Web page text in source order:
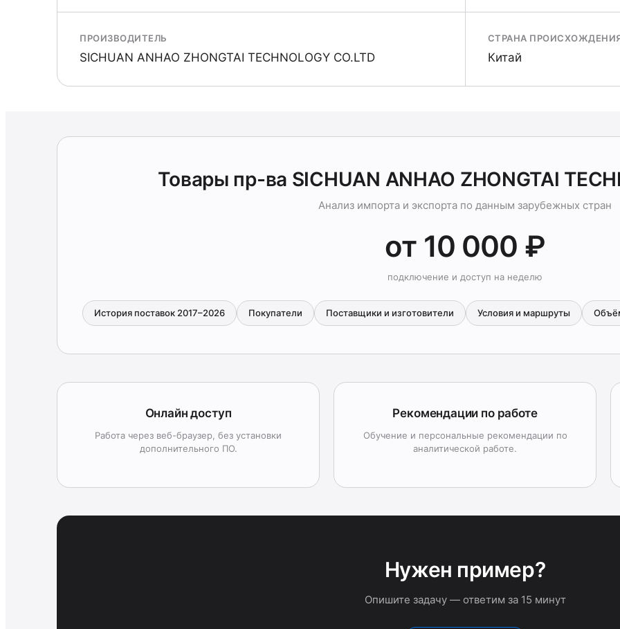
ПРОИЗВОДИТЕЛЬ
SICHUAN ANHAO ZHONGTAI TECHNOLOGY CO.LTD
СТРАНА
Китай
Товары пр-ва SICHUAN ANHAO ZHONGTAI
Анализ импорта и экспорта по данным зарубежных стран
от 10 000 ₽
подключение и доступ на неделю
История поставок 2017–2026 Покупатели Поставщики и изготовители Условия и маршруты
Онлайн доступ
Работа через веб-браузер, без установки
дополнительного ПО.
Рекомендации по работе
Обучение и персональные рекомендации по
аналитической работе.
Нужен пример?
Опишите задачу — ответим за 15 минут